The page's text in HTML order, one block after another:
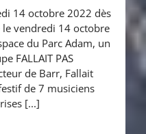
– vendredi
19h 🍷🎵
14 octobre 2022 dès
le vendredi 14 octobre
du Parc Adam, un
FALLAIT PAS
de Barr, Fallait
de 7 musiciens
[...]